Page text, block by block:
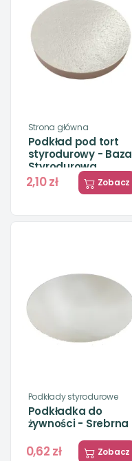
Strona główna
Podkład pod tort
styrodurowy - Baza
Styrodurowa
2,10 zł Zobacz
Podkłady styrodurowe
Podkładka do
żywności - Srebrna
0,62 zł Zobacz